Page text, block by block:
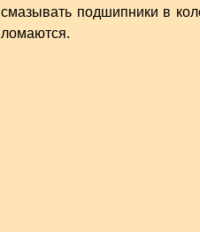
смазывать подшипники в
ломаются.